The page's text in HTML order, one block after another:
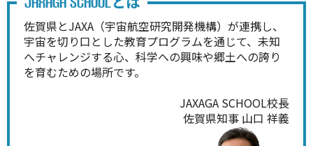
佐賀県とJAXA（宇宙航空研究開発機構）が連携し、
宇宙を切り口とした教育プログラムを通じて、未知
へチャレンジする心、科学への興味や郷土への誇り
を育むための場所です。
JAXAGA SCHOOL校長
佐賀県知事 山口 祥義